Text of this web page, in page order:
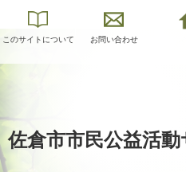
このサイトについて お問い合わせ
佐倉市市民公益活